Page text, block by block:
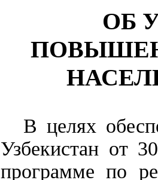
ОБ
В целях
Узбекистан от
программе по